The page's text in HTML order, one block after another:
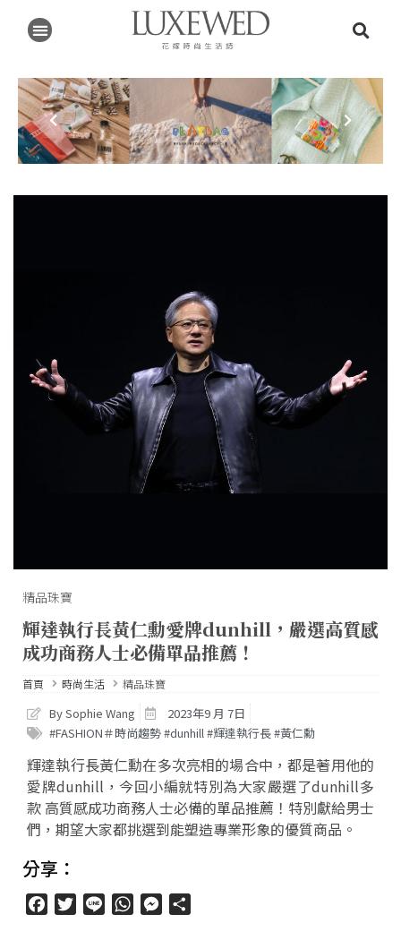
精品珠寶
輝達執行長黃仁勳愛牌dunhill，嚴選高質感
成功商務人士必備單品推薦！
首頁 時尚生活 精品珠寶
By Sophie Wang
2023年9 月 7日
#FASHION＃時尚趨勢 #dunhill #輝達執行長 #黃仁勳
輝達執行長黃仁勳在多次亮相的場合中，都是著用他的
愛牌dunhill，今回小編就特別為大家嚴選了dunhill多
款 高質感成功商務人士必備的單品推薦！特別獻給男士
們，期望大家都挑選到能塑造專業形象的優質商品。
分享：
FacebookTwitter
Line WhatsAppMessenger